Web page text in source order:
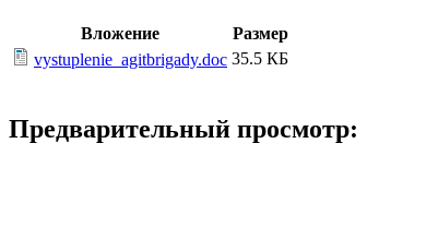
Вложение
Размер
vystuplenie_agitbrigady.doc 35.5 КБ
Предварительный просмотр: